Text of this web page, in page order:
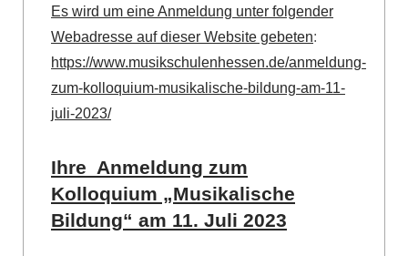
Es wird um eine Anmeldung unter folgender
Webadresse auf dieser Website gebeten:
https://www.musikschulenhessen.de/anmeldung-
zum-kolloquium-musikalische-bildung-am-11-
juli-2023/
Ihre Anmeldung zum
Kolloquium „Musikalische
Bildung“ am 11. Juli 2023